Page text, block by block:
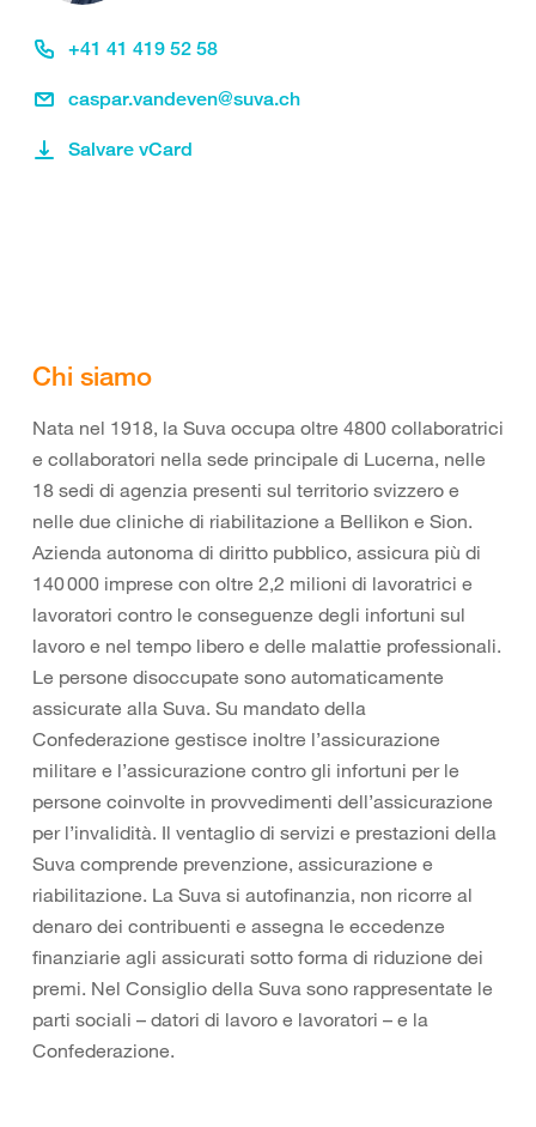
+41 41 419 52 58
caspar.vandeven@suva.ch
Salvare vCard
Chi siamo
Nata nel 1918, la Suva occupa oltre 4800 collaboratrici
e collaboratori nella sede principale di Lucerna, nelle
18 sedi di agenzia presenti sul territorio svizzero e
nelle due cliniche di riabilitazione a Bellikon e Sion.
Azienda autonoma di diritto pubblico, assicura più di
140 000 imprese con oltre 2,2 milioni di lavoratrici e
lavoratori contro le conseguenze degli infortuni sul
lavoro e nel tempo libero e delle malattie professionali.
Le persone disoccupate sono automaticamente
assicurate alla Suva. Su mandato della
Confederazione gestisce inoltre l’assicurazione
militare e l’assicurazione contro gli infortuni per le
persone coinvolte in provvedimenti dell’assicurazione
per l’invalidità. Il ventaglio di servizi e prestazioni della
Suva comprende prevenzione, assicurazione e
riabilitazione. La Suva si autofinanzia, non ricorre al
denaro dei contribuenti e assegna le eccedenze
finanziarie agli assicurati sotto forma di riduzione dei
premi. Nel Consiglio della Suva sono rappresentate le
parti sociali – datori di lavoro e lavoratori – e la
Confederazione.